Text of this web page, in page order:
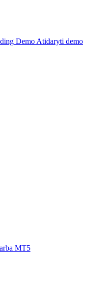
Demo Atidaryti demo
MT5